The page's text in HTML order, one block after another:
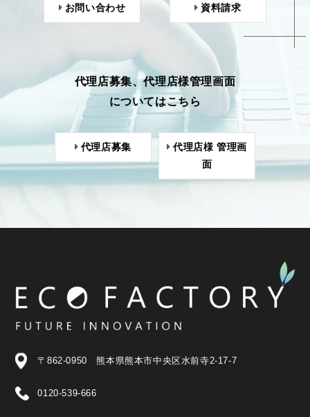
お問い合わせ 資料請求
代理店募集、代理店様管理画面
についてはこちら
代理店募集
代理店様 管理画
面
〒862-0950 熊本県熊本市中央区水前寺2-17-7
0120-539-666